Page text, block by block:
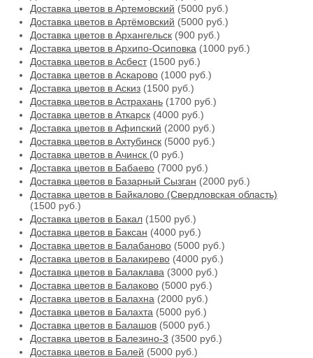
Доставка цветов в Артемовский (5000 руб.)
Доставка цветов в Артёмовский (5000 руб.)
Доставка цветов в Архангельск (900 руб.)
Доставка цветов в Архипо-Осиповка (1000 руб.)
Доставка цветов в Асбест(1500 руб.)
Доставка цветов в Аскарово (1000 руб.)
Доставка цветов в Аскиз (1500 руб.)
Доставка цветов в Астрахань (1700 руб.)
Доставка цветов в Аткарск (4000 руб.)
Доставка цветов в Афипский (2000 руб.)
Доставка цветов в Ахтубинск (5000 руб.)
Доставка цветов в Ачинск (0 руб.)
Доставка цветов в Бабаево (7000 руб.)
Доставка цветов в Базарный Сызган (2000 руб.)
Доставка цветов в Байкалово (Свердловская область)
(1500 руб.)
Доставка цветов в Бакал (1500 руб.)
Доставка цветов в Баксан (4000 руб.)
Доставка цветов в Балабаново (5000 руб.)
Доставка цветов в Балакирево (4000 руб.)
Доставка цветов в Балаклава (3000 руб.)
Доставка цветов в Балаково (5000 руб.)
Доставка цветов в Балахна (2000 руб.)
Доставка цветов в Балахта (5000 руб.)
Доставка цветов в Балашов (5000 руб.)
Доставка цветов в Балезино-3 (3500 руб.)
Доставка цветов в Балей (5000 руб.)